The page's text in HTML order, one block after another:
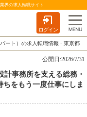
界の求人転職サイト
ログイン
ート）の求人転職情報 - 東京都
公開日:2026/7/31
計事務所を支える総務・
をもう一度仕事にしま